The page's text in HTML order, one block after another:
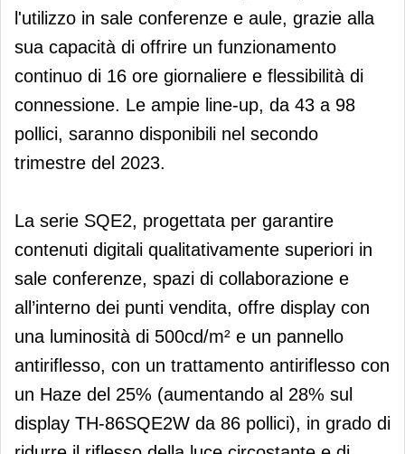
l'utilizzo in sale conferenze e aule, grazie alla
sua capacità di offrire un funzionamento
continuo di 16 ore giornaliere e flessibilità di
connessione. Le ampie line-up, da 43 a 98
pollici, saranno disponibili nel secondo
trimestre del 2023.
La serie SQE2, progettata per garantire
contenuti digitali qualitativamente superiori in
sale conferenze, spazi di collaborazione e
all’interno dei punti vendita, offre display con
una luminosità di 500cd/m² e un pannello
antiriflesso, con un trattamento antiriflesso con
un Haze del 25% (aumentando al 28% sul
display TH-86SQE2W da 86 pollici), in grado di